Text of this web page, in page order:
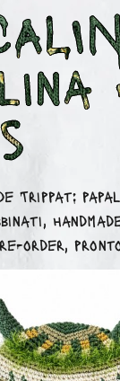
Trippat:
order,